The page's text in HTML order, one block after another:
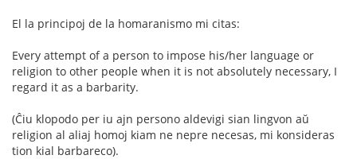
El la principoj de la homaranismo mi citas:
Every attempt of a person to impose his/her language or
religion to other people when it is not absolutely necessary, I
regard it as a barbarity.
(Ĉiu klopodo per iu ajn persono aldevigi sian lingvon aŭ
religion al aliaj homoj kiam ne nepre necesas, mi konsideras
tion kial barbareco).